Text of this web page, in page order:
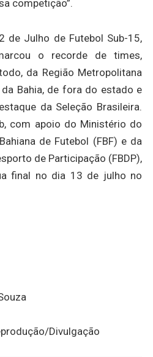
competição”.
de Julho de Futebol Sub-15,
o recorde de times,
da Região Metropolitana
Bahia, de fora do estado e
da Seleção Brasileira.
com apoio do Ministério do
de Futebol (FBF) e da
de Participação (FBDP),
final no dia 13 de julho no
Divulgação